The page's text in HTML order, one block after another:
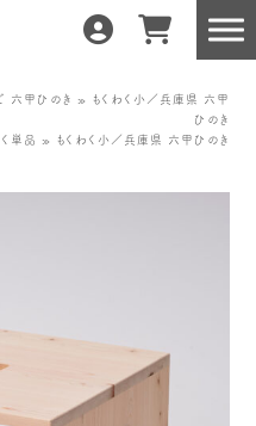
六甲ひのき
» もくわく小／兵庫県 六甲
ひのき
く単品 » もくわく小／兵庫県 六甲ひのき